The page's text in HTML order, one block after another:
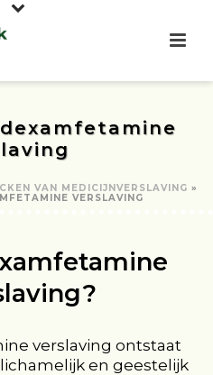
VAN MEDICIJNVERSLAVING »
VERSLAVING
verslaving ontstaat
en geestelijk